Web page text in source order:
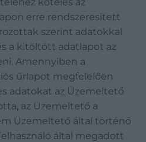
erre rendszeresített
szerint adatokkal
a kitöltött adatlapot az
Amennyiben a
űrlapot megfelelően
adatokat az Üzemeltető
az Üzemeltető a
Üzemeltető által történő
által megadott